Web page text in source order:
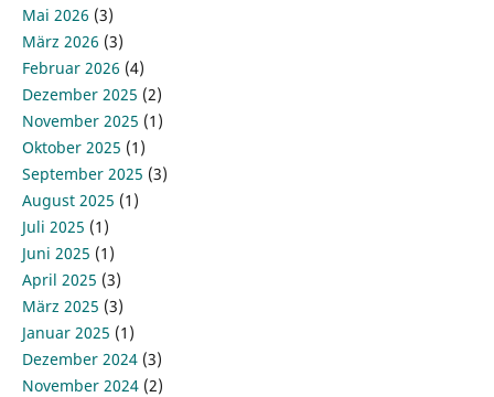
Mai 2026 (3)
März 2026 (3)
Februar 2026 (4)
Dezember 2025 (2)
November 2025 (1)
Oktober 2025 (1)
September 2025 (3)
August 2025 (1)
Juli 2025 (1)
Juni 2025 (1)
April 2025 (3)
März 2025 (3)
Januar 2025 (1)
Dezember 2024 (3)
November 2024 (2)